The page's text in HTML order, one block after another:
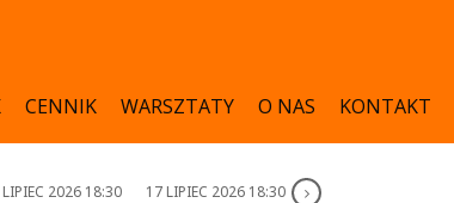
CENNIK WARSZTATY O NAS KONTAKT
2026 18:30 17 LIPIEC 2026 18:30